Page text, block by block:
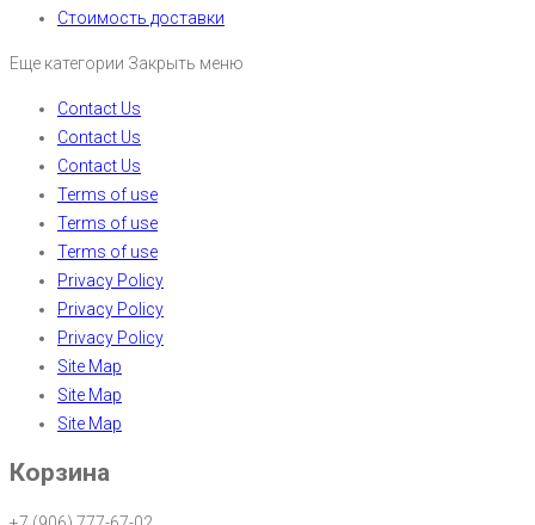
Стоимость доставки
Еще категории Закрыть меню
Contact Us
Contact Us
Contact Us
Terms of use
Terms of use
Terms of use
Privacy Policy
Privacy Policy
Privacy Policy
Site Map
Site Map
Site Map
Корзина